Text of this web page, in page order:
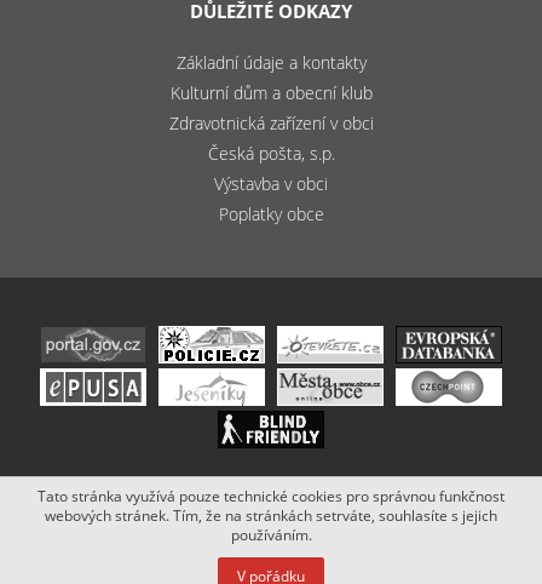
DŮLEŽITÉ ODKAZY
Základní údaje a kontakty
Kulturní dům a obecní klub
Zdravotnická zařízení v obci
Česká pošta, s.p.
Výstavba v obci
Poplatky obce
Copyright (c) 2020 - 2019 Obec Bludov. Stránky vytvořil a spravuje
Netsimple.
Tato stránka využívá pouze technické cookies pro správnou funkčnost
webových stránek. Tím, že na stránkách setrváte, souhlasíte s jejich
používáním.
V pořádku